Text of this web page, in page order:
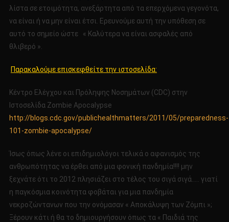
λίστα σε ετοιμότητα, ανεξάρτητα από τα επερχόμενα γεγονότα,
να είναι ή να μην είναι έτσι. Ερευνούμε αυτή την υπόθεση σε
αυτό το σημείο ώστε « Καλύτερα να είναι ασφαλές από
θλιβερό ».
Παρακαλούμε επισκεφθείτε την ιστοσελίδα:
Κέντρο Ελέγχου και Πρόληψης Νοσημάτων (CDC) στην
Ιστοσελίδα Zombie Apocalypse
http://blogs.cdc.gov/publichealthmatters/2011/05/preparedness-
101-zombie-apocalypse/
Ίσως όπως λένε οι επιδημιολόγοι τελικά ο αφανισμός της
ανθρωπότητας να έρθει από μια φονική πανδημία!!!! μην
ξεχνάτε ότι το 2012 πλησιάζει στο τέλος του σιγά σιγά….. γιατί
η παγκόσμια κοινότητα φοβάται για μια πανδημία
νεκροζώντανων που την ονόμασαν « Αποκάλυψη των Ζόμπι »;
Ξέρουν κάτι ή θα το δημιουργήσουν όπως τα « Παιδιά της